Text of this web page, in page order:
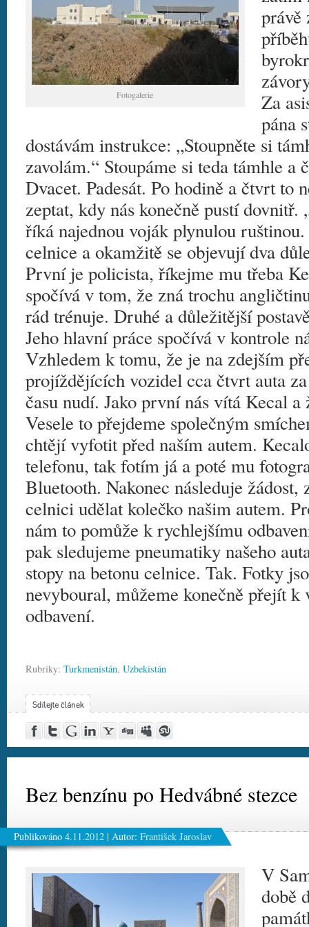
Fotogalerie
právě
Za
pána
dostávám instrukce: „Stoupněte si
zavolám.“ Stoupáme si teda támhle a
Dvacet. Padesát. Po hodině a čtvrt to
zeptat, kdy nás konečně pustí dovnitř.
říká najednou voják plynulou
celnice a okamžitě se objevují dva
První je policista, říkejme mu třeba
spočívá v tom, že zná trochu
rád trénuje. Druhé a důležitější
Jeho hlavní práce spočívá v kontrole
Vzhledem k tomu, že je na zdejším
projíždějících vozidel cca čtvrt auta
času nudí. Jako první nás vítá Kecal a
Vesele to přejdeme společným
chtějí vyfotit před naším autem.
telefonu, tak fotím já a poté mu
Bluetooth. Nakonec následuje žádost,
celnici udělat kolečko našim autem.
nám to pomůže k rychlejšímu
pak sledujeme pneumatiky našeho
stopy na betonu celnice. Tak. Fotky
nevyboural, můžeme konečně přejít
odbavení.
Rubriky: Turkmenistán, Uzbekistán
PostShareGoogleShareYahoo!
DiggMySpace
Stumble
Bez benzínu po Hedvábné stezce
Publikováno 4.11.2012 | Autor: František Jaroslav
V
době